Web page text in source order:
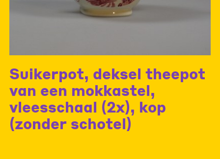
Suikerpot, deksel theepot
van een mokkastel,
vleesschaal (2x), kop
(zonder schotel)